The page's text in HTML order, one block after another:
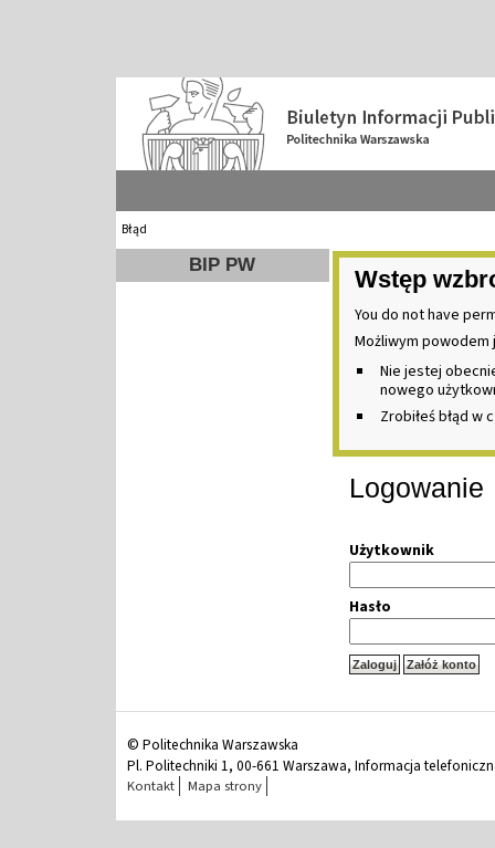
Błąd
BIP PW
Wstęp
You do not have
Możliwym powodem
Nie jestej
nowego
Zrobiłeś błąd w
Logowanie
Użytkownik
Hasło
© Politechnika Warszawska
Pl. Politechniki 1, 00-661 Warszawa, Informacja
Kontakt Mapa strony